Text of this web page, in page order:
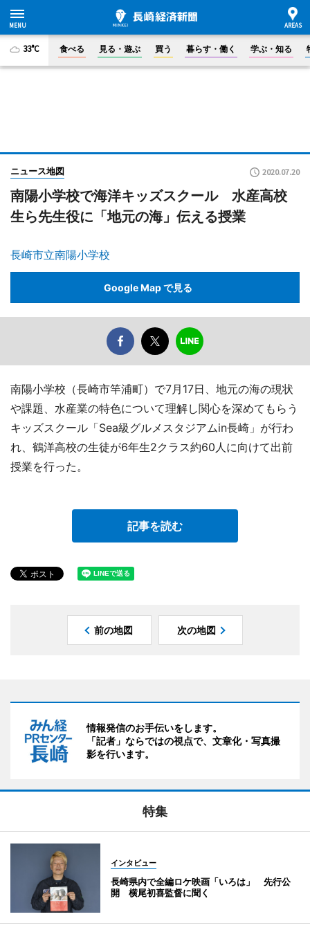
33°C 食べる 見る・遊ぶ 買う 暮らす・働く 学ぶ・知る
ニュース地図 2020.07.20
南陽小学校で海洋キッズスクール 水産高校
生ら先生役に「地元の海」伝える授業
長崎市立南陽小学校
Google Map で見る
南陽小学校（長崎市竿浦町）で7月17日、地元の海の現状
や課題、水産業の特色について理解し関心を深めてもらう
キッズスクール「Sea級グルメスタジアムin長崎」が行わ
れ、鶴洋高校の生徒が6年生2クラス約60人に向けて出前
授業を行った。
記事を読む
前の地図 次の地図
情報発信のお手伝いをします。
「記者」ならではの視点で、文章化・写真撮
影を行います。
特集
インタビュー
長崎県内で全編ロケ映画「いろは」 先行公
開 横尾初喜監督に聞く